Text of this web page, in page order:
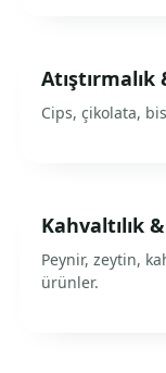
Cips, çikolata,
Kahvaltılık
Peynir, zeytin,
ürünler.